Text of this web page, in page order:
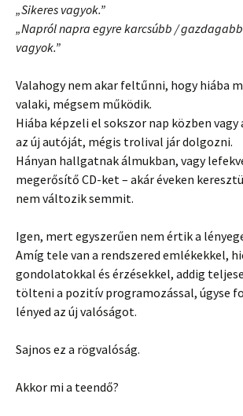
„Sikeres vagyok.”
„Napról napra egyre karcsúbb /
vagyok.”
Valahogy nem akar feltűnni, hogy hiába
valaki, mégsem működik.
Hiába képzeli el sokszor nap közben
az új autóját, mégis trolival jár dolgozni.
Hányan hallgatnak álmukban, vagy
megerősítő CD-ket – akár éveken
nem változik semmit.
Igen, mert egyszerűen nem értik a
Amíg tele van a rendszered emlékekkel,
gondolatokkal és érzésekkel, addig
tölteni a pozitív programozással, úgyse
lényed az új valóságot.
Sajnos ez a rögvalóság.
Akkor mi a teendő?